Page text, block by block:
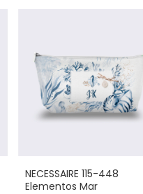
NECESSAIRE 115-448
Elementos Mar